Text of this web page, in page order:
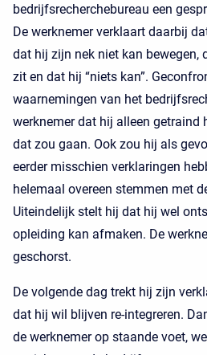
bedrijfsrecherchebureau een
De werknemer verklaart daarbij
dat hij zijn nek niet kan bewegen,
zit en dat hij “niets kan”.
waarnemingen van het
werknemer dat hij alleen getraind
dat zou gaan. Ook zou hij als
eerder misschien verklaringen
helemaal overeen stemmen met
Uiteindelijk stelt hij dat hij wel
opleiding kan afmaken. De
geschorst.
De volgende dag trekt hij zijn
dat hij wil blijven re-integreren.
de werknemer op staande voet,